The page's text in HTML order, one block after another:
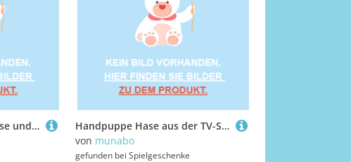
Der kleine Maulwurf,Hose und blau-gelbe Mütze,20cm-Plüschtier Maulwurf
Handpuppe Hase aus der TV-Serie Der kleine Maulwurf, 37 cm
von munabo
gefunden bei Spielgeschenke